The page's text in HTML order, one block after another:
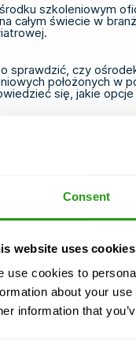
Consent
website uses cookies
use cookies to
about your
information that
szkoleniowym
całym świecie w
sprawdzić, czy
położonych w
się, jakie
kursów
dotyczących
przez operatorów na
GWO
zgodnie z tymi
lokalizacjach.
dotyczące
projektu oraz